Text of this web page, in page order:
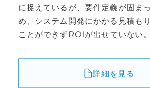
に捉えているが、要件定義が固ま
め、システム開発にかかる見積も
ことができずROIが出せていない
詳細を見る